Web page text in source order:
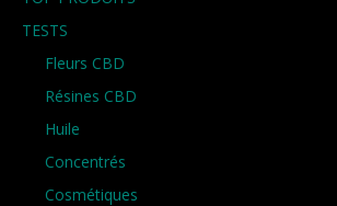
TESTS
Fleurs CBD
Résines CBD
Huile
Concentrés
Cosmétiques